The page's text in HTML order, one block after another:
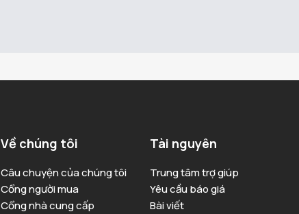
Về chúng tôi
Câu chuyện của chúng tôi
Cổng người mua
Cổng nhà cung cấp
Tài nguyên
Trung tâm trợ giúp
Yêu cầu báo giá
Bài viết